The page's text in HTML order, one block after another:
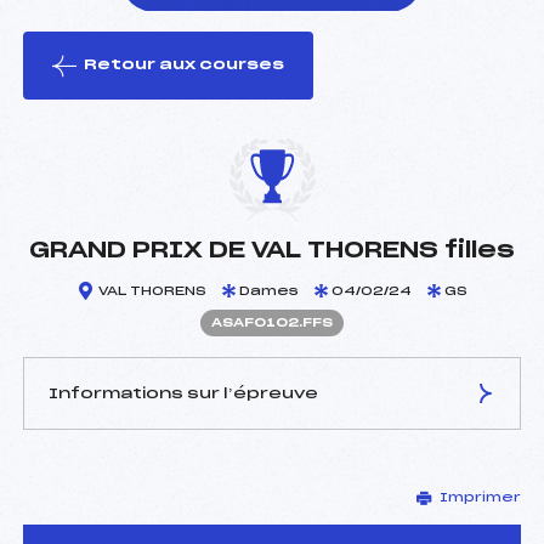
le ski
Retour aux courses
GRAND PRIX DE VAL THORENS filles
VAL THORENS Dames 04/02/24 GS
ASAF0102.FFS
Informations sur l’épreuve
DOIX ROMAIN (SA)
Arbitre :
–
Imprimer